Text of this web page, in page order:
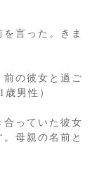
言った。きま
前の彼女と過ご
男性）
合っていた彼女
母親の名前と